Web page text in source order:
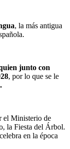
, la más antigua
junto con
, por lo que se le
el Ministerio de
la Fiesta del Árbol.
en la época